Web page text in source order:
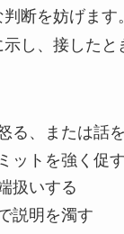
断を妨げます
し、接したと
る、または話
ットを強く促す
扱いする
説明を濁す